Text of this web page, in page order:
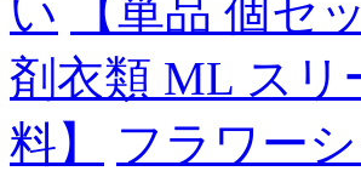
い
【単品 個セ
剤衣類 ML スリ
料】
フラワー